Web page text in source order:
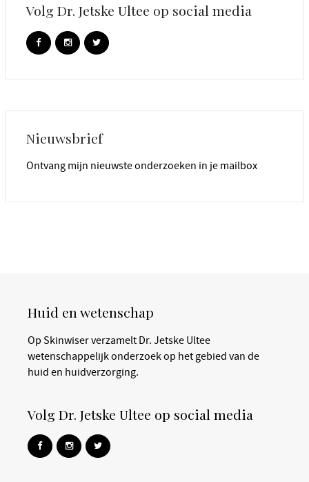
Volg Dr. Jetske Ultee op social media
Nieuwsbrief
Ontvang mijn nieuwste onderzoeken in je mailbox
Huid en wetenschap
Op Skinwiser verzamelt Dr. Jetske Ultee
wetenschappelijk onderzoek op het gebied van de
huid en huidverzorging.
Volg Dr. Jetske Ultee op social media